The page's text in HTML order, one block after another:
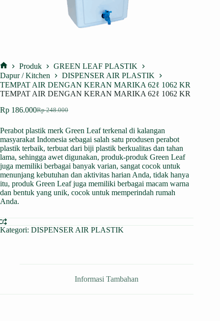
Home
Produk
GREEN LEAF PLASTIK
Dapur / Kitchen
DISPENSER AIR PLASTIK
TEMPAT AIR DENGAN KERAN MARIKA 62ℓ 1062 KR
TEMPAT AIR DENGAN KERAN MARIKA 62ℓ 1062 KR
Rp248.000
Harga
adalah:
Rp 248.000.
Rp 186.000Harga
ini
adalah:
Rp 186.000.
Perabot plastik merk Green Leaf terkenal di kalangan
masyarakat Indonesia sebagai salah satu produsen perabot
plastik terbaik, terbuat dari biji plastik berkualitas dan tahan
lama, sehingga awet digunakan, produk-produk Green Leaf
juga memiliki berbagai banyak varian, sangat cocok untuk
menunjang kebutuhan dan aktivitas harian Anda, tidak hanya
itu, produk Green Leaf juga memiliki berbagai macam warna
dan bentuk yang unik, cocok untuk memperindah rumah
Anda.
Kategori: DISPENSER AIR PLASTIK
Informasi Tambahan